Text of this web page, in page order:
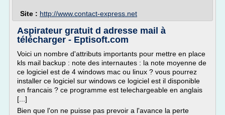
Site : http://www.contact-express.net
Aspirateur gratuit d adresse mail à
télécharger - Eptisoft.com
Voici un nombre d'attributs importants pour mettre en place
kls mail backup : note des internautes : la note moyenne de
ce logiciel est de 4 windows mac ou linux ? vous pourrez
installer ce logiciel sur windows ce logiciel est il disponible
en francais ? ce programme est telechargeable en anglais
[...]
Bien que l'on ne puisse pas prevoir a l'avance la perte